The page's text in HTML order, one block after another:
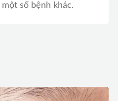
số bệnh khác.